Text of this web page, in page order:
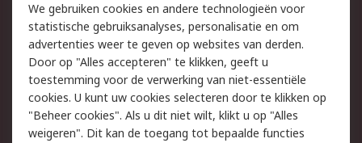
Track & Trace
Wettelijk
Cookiebeleid
Email veiligheid
Privacybeleid
Websitevoorwaarden
Algemene
We gebruiken cookies en andere technologieën voor
statistische gebruiksanalyses, personalisatie en om
advertenties weer te geven op websites van derden.
Door op "Alles accepteren" te klikken, geeft u
toestemming voor de verwerking van niet-essentiële
cookies. U kunt uw cookies selecteren door te klikken op
"Beheer cookies". Als u dit niet wilt, klikt u op "Alles
weigeren". Dit kan de toegang tot bepaalde functies